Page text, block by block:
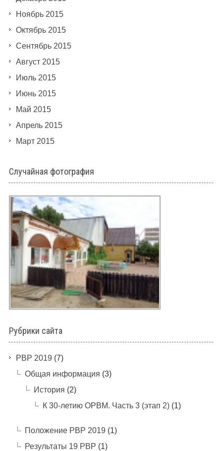
Ноябрь 2015
Октябрь 2015
Сентябрь 2015
Август 2015
Июль 2015
Июнь 2015
Май 2015
Апрель 2015
Март 2015
Случайная фотография
Рубрики сайта
PBP 2019 (7)
Общая информация (3)
История (2)
К 30-летию ОРВМ. Часть 3 (этап 2)(1)
Положение РВР 2019 (1)
Результаты 19 РВР (1)